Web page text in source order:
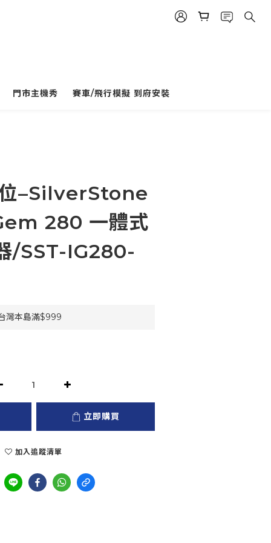
門市主機秀 賽車/飛行模擬 到府安裝
–SilverStone
280 一體式
/SST-IG280-
灣本島滿$999
立即購買
加入追蹤清單